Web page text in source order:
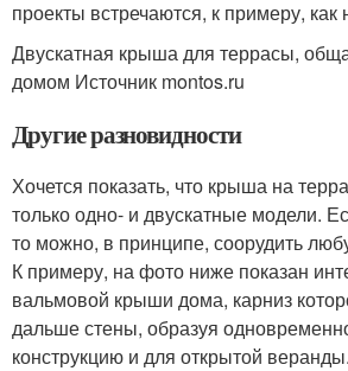
проекты встречаются, к примеру,
Двускатная крыша для террасы,
домом Источник montos.ru
Другие разновидности
Хочется показать, что крыша на
только одно- и двускатные модели.
то можно, в принципе, соорудить
К примеру, на фото ниже показан
вальмовой крыши дома, карниз
дальше стены, образуя
конструкцию и для открытой веранды.